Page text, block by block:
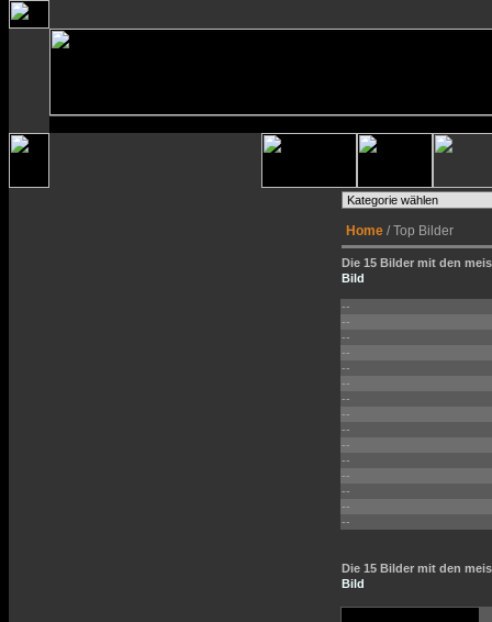
Home / Top Bilder
Die 15 Bilder mit den
Bild
--
--
--
--
--
--
--
--
--
--
--
--
--
--
--
Die 15 Bilder mit den
Bild